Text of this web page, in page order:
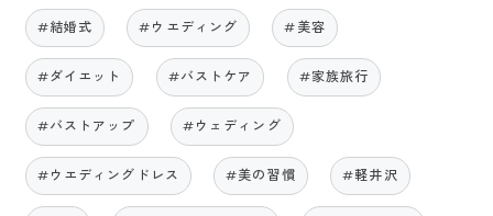
#結婚式 #ウエディング #美容
#ダイエット #バストケア #家族旅行
#バストアップ #ウェディング
#ウエディングドレス #美の習慣 #軽井沢